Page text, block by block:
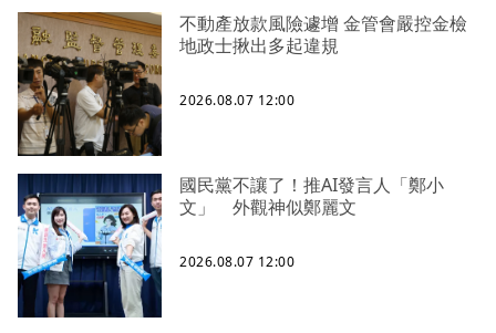
不動產放款風險遽增 金管會嚴控金檢
地政士揪出多起違規
2026.08.07 12:00
國民黨不讓了！推AI發言人「鄭小
文」 外觀神似鄭麗文
2026.08.07 12:00